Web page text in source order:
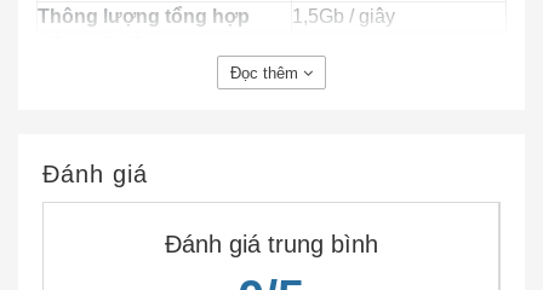
Thông lượng tổng hợp
1,5Gb / giây
hoặc LAN 10/100/1000 trên
Các cổng dựa trên SFP
Khe cắm mô-đun dịch vụ
2
Đọc thêm
Đánh giá
Đánh giá trung bình